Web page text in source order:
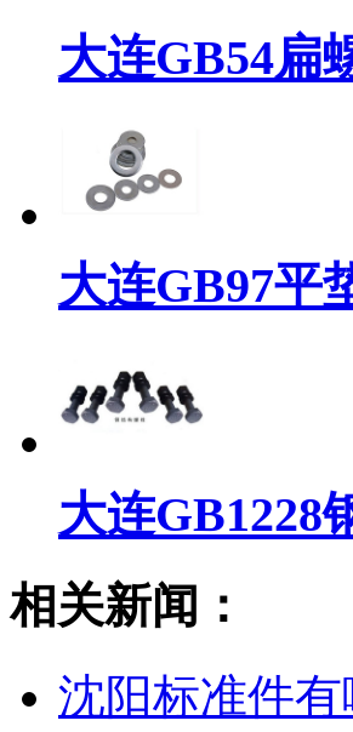
大连GB54扁
大连GB97平
大连GB1228
相关新闻：
沈阳标准件